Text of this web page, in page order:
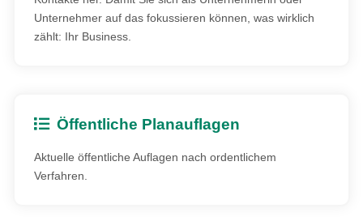
Unternehmer auf das fokussieren können, was wirklich
zählt: Ihr Business.
Öffentliche Planauflagen
Aktuelle öffentliche Auflagen nach ordentlichem
Verfahren.